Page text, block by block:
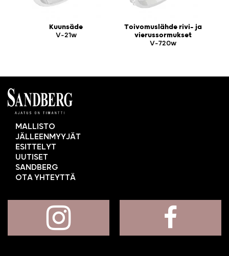
Kuunsäde
V-21w
Toivomuslähde rivi- ja
vierussormukset
V-720w
MALLISTO
JÄLLEENMYYJÄT
ESITTELYT
UUTISET
SANDBERG
OTA YHTEYTTÄ